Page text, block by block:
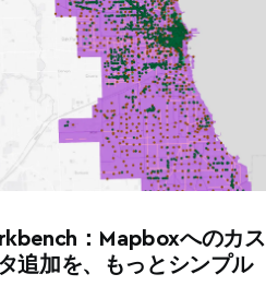
：Mapboxへのカス
追加を、もっとシンプル